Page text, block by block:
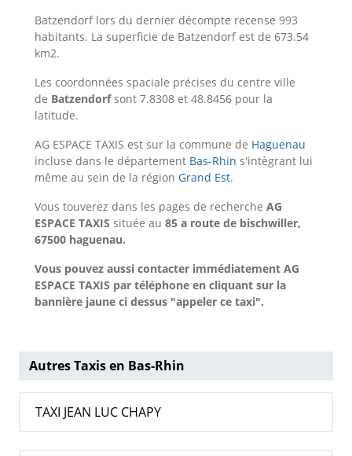
Batzendorf lors du dernier décompte recense 993
habitants. La superficie de Batzendorf est de 673.54
km2.
Les coordonnées spaciale précises du centre ville
de Batzendorfsont 7.8308 et 48.8456 pour la
latitude.
AG ESPACE TAXIS est sur la commune de Haguenau
incluse dans le département Bas-Rhin s'intègrant lui
même au sein de la région Grand Est.
Vous touverez dans les pages de recherche AG
ESPACE TAXIS située au 85 a route de bischwiller,
67500 haguenau.
Vous pouvez aussi contacter immédiatement AG
ESPACE TAXIS par téléphone en cliquant sur la
bannière jaune ci dessus "appeler ce taxi".
Autres Taxis en Bas-Rhin
TAXI JEAN LUC CHAPY